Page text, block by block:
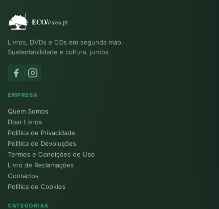
Livros, DVDs e CDs em segunda mão.
Sustentabilidade e cultura, juntos.
EMPRESA
Quem Somos
Doar Livros
Política de Privacidade
Política de Devoluções
Termos e Condições de Uso
Livro de Reclamações
Contactos
Política de Cookies
CATEGORIAS